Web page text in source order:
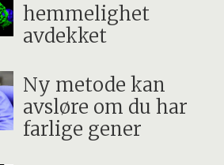
hemmelighet
avdekket
Ny metode kan
avsløre om du har
farlige gener